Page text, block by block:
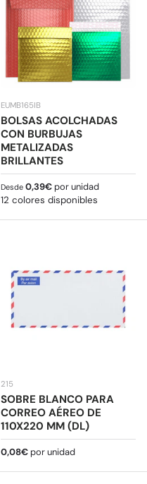
EUMB165IB
BOLSAS ACOLCHADAS
CON BURBUJAS
METALIZADAS
BRILLANTES
Precio normal
Desde 0,39€ por unidad
12 colores disponibles
215
SOBRE BLANCO PARA
CORREO AÉREO DE
110X220 MM (DL)
Precio normal
0,08€ por unidad